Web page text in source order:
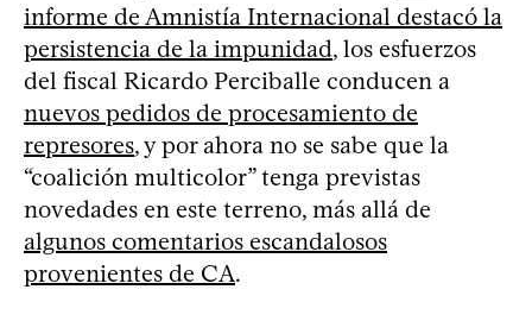
informe de Amnistía Internacional destacó la
persistencia de la impunidad, los esfuerzos
del fiscal Ricardo Perciballe conducen a
nuevos pedidos de procesamiento de
represores, y por ahora no se sabe que la
“coalición multicolor” tenga previstas
novedades en este terreno, más allá de
algunos comentarios escandalosos
provenientes de CA.